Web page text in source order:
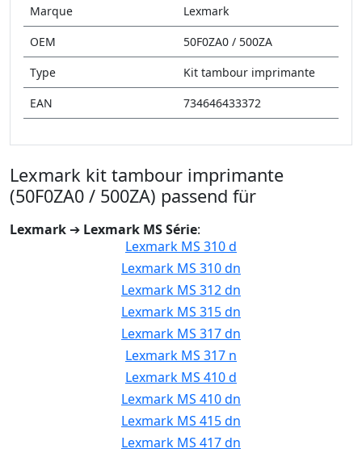
Marque
Lexmark
OEM
50F0ZA0 / 500ZA
Type
Kit tambour imprimante
EAN
734646433372
Lexmark kit tambour imprimante
(50F0ZA0 / 500ZA) passend für
Lexmark ➔ Lexmark MS Série:
Lexmark MS 310 d
Lexmark MS 310 dn
Lexmark MS 312 dn
Lexmark MS 315 dn
Lexmark MS 317 dn
Lexmark MS 317 n
Lexmark MS 410 d
Lexmark MS 410 dn
Lexmark MS 415 dn
Lexmark MS 417 dn